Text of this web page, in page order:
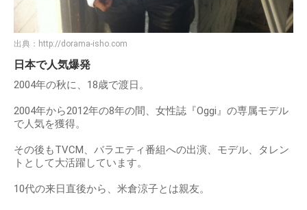
出典： http://dorama-isho.com
日本で人気爆発
2004年の秋に、18歳で渡日。
2004年から2012年の8年の間、女性誌『Oggi』の専属モデル
で人気を獲得。
その後もTVCM、バラエティ番組への出演、モデル、タレン
トとして大活躍しています。
10代の来日直後から、米倉涼子とは親友。